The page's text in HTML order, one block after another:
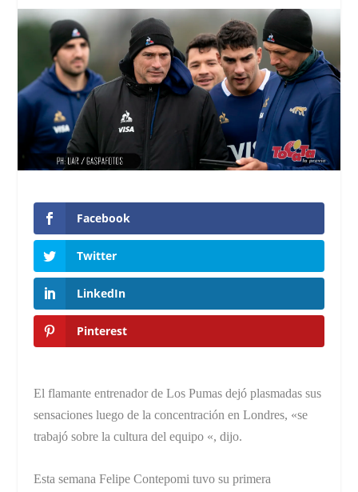
Facebook
Twitter
LinkedIn
Pinterest
El flamante entrenador de Los Pumas dejó plasmadas sus
sensaciones luego de la concentración en Londres, «se
trabajó sobre la cultura del equipo «, dijo.
Esta semana Felipe Contepomi tuvo su primera